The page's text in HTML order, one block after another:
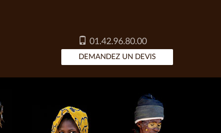
01.42.96.80.00
DEMANDEZ UN DEVIS